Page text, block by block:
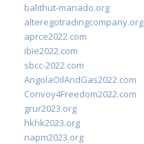
balithut-manado.org
alteregotradingcompany.org
aprce2022.com
ibie2022.com
sbcc-2022.com
AngolaOilAndGas2022.com
Convoy4Freedom2022.com
grur2023.org
hkhk2023.org
napm2023.org